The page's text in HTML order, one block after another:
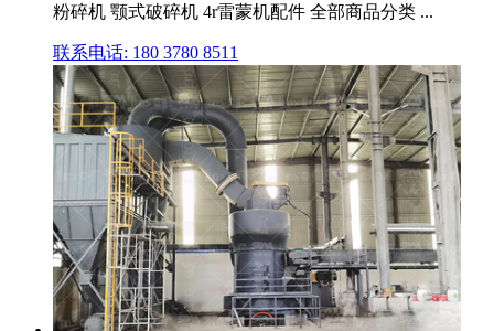
粉碎机 颚式破碎机 4r雷蒙机配件 全部商品分类 ...
联系电话: 180 3780 8511